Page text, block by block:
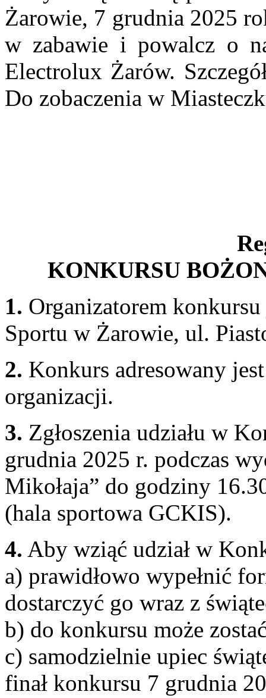
Żarowie, 7 grudnia 2025
w zabawie i powalcz o
Electrolux Żarów.
Do zobaczenia w
KONKURSU
1. Organizatorem
Sportu w Żarowie, ul.
2. Konkurs adresowany
organizacji.
3. Zgłoszenia udziału w
grudnia 2025 r. podczas
Mikołaja” do godziny
(hala sportowa GCKIS).
4. Aby wziąć udział w
a) prawidłowo wypełnić
dostarczyć go wraz z
b) do konkursu może
c) samodzielnie upiec
finał konkursu 7 grudnia